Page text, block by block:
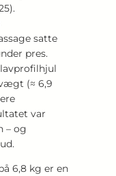
satte
pres.
(≈ 6,9
var
– og
6,8 kg er en